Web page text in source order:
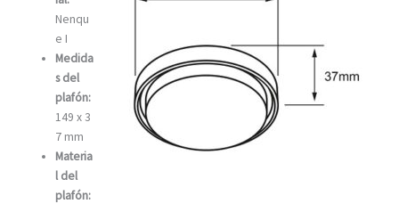
Nenqu
e I
Medida
s del
plafón:
149 x 3
7 mm
Materia
l del
plafón: